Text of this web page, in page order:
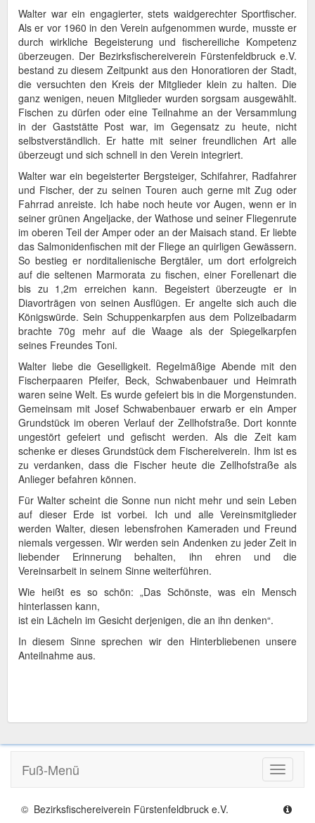
Walter war ein engagierter, stets waidgerechter Sportfischer.
Als er vor 1960 in den Verein aufgenommen wurde, musste er
durch wirkliche Begeisterung und fischereiliche Kompetenz
überzeugen. Der Bezirksfischereiverein Fürstenfeldbruck e.V.
bestand zu diesem Zeitpunkt aus den Honoratioren der Stadt,
die versuchten den Kreis der Mitglieder klein zu halten. Die
ganz wenigen, neuen Mitglieder wurden sorgsam ausgewählt.
Fischen zu dürfen oder eine Teilnahme an der Versammlung
in der Gaststätte Post war, im Gegensatz zu heute, nicht
selbstverständlich. Er hatte mit seiner freundlichen Art alle
überzeugt und sich schnell in den Verein integriert.
Walter war ein begeisterter Bergsteiger, Schifahrer, Radfahrer
und Fischer, der zu seinen Touren auch gerne mit Zug oder
Fahrrad anreiste. Ich habe noch heute vor Augen, wenn er in
seiner grünen Angeljacke, der Wathose und seiner Fliegenrute
im oberen Teil der Amper oder an der Maisach stand. Er liebte
das Salmonidenfischen mit der Fliege an quirligen Gewässern.
So bestieg er norditalienische Bergtäler, um dort erfolgreich
auf die seltenen Marmorata zu fischen, einer Forellenart die
bis zu 1,2m erreichen kann. Begeistert überzeugte er in
Diavorträgen von seinen Ausflügen. Er angelte sich auch die
Königswürde. Sein Schuppenkarpfen aus dem Polizeibadarm
brachte 70g mehr auf die Waage als der Spiegelkarpfen
seines Freundes Toni.
Walter liebe die Geselligkeit. Regelmäßige Abende mit den
Fischerpaaren Pfeifer, Beck, Schwabenbauer und Heimrath
waren seine Welt. Es wurde gefeiert bis in die Morgenstunden.
Gemeinsam mit Josef Schwabenbauer erwarb er ein Amper
Grundstück im oberen Verlauf der Zellhofstraße. Dort konnte
ungestört gefeiert und gefischt werden. Als die Zeit kam
schenke er dieses Grundstück dem Fischereiverein. Ihm ist es
zu verdanken, dass die Fischer heute die Zellhofstraße als
Anlieger befahren können.
Für Walter scheint die Sonne nun nicht mehr und sein Leben
auf dieser Erde ist vorbei. Ich und alle Vereinsmitglieder
werden Walter, diesen lebensfrohen Kameraden und Freund
niemals vergessen. Wir werden sein Andenken zu jeder Zeit in
liebender Erinnerung behalten, ihn ehren und die
Vereinsarbeit in seinem Sinne weiterführen.
Wie heißt es so schön: „Das Schönste, was ein Mensch
hinterlassen kann,
ist ein Lächeln im Gesicht derjenigen, die an ihn denken“.
In diesem Sinne sprechen wir den Hinterbliebenen unsere
Anteilnahme aus.
Toggle
Fuß-Menü
© Bezirksfischereiverein Fürstenfeldbruck e.V.